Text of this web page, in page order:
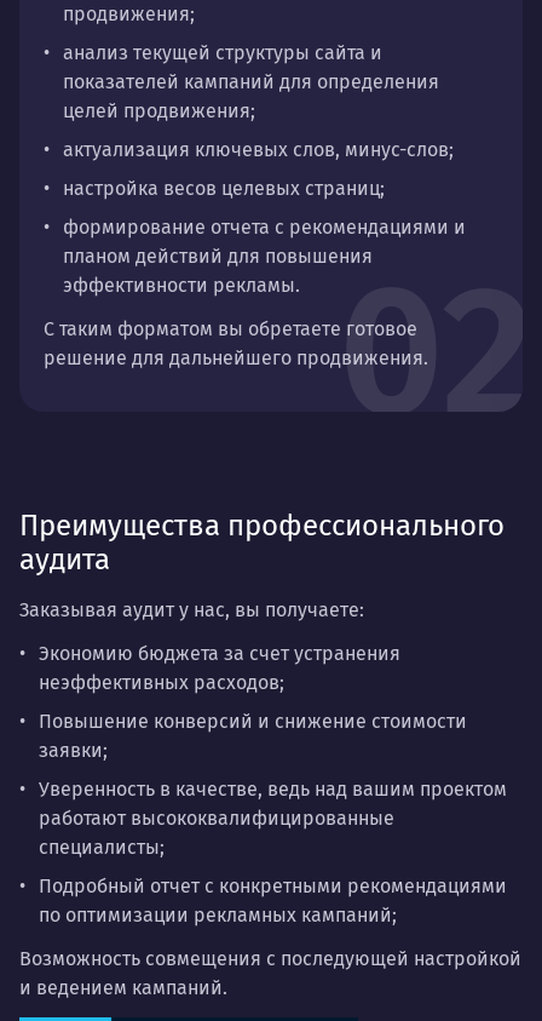
02
продвижения;
анализ текущей структуры сайта и
показателей кампаний для определения
целей продвижения;
актуализация ключевых слов, минус-слов;
настройка весов целевых страниц;
формирование отчета с рекомендациями и
планом действий для повышения
эффективности рекламы.
С таким форматом вы обретаете готовое
решение для дальнейшего продвижения.
Преимущества профессионального
аудита
Заказывая аудит у нас, вы получаете:
Экономию бюджета за счет устранения
неэффективных расходов;
Повышение конверсий и снижение стоимости
заявки;
Уверенность в качестве, ведь над вашим проектом
работают высококвалифицированные
специалисты;
Подробный отчетс конкретными рекомендациями
по оптимизации рекламных кампаний;
Возможность совмещения с последующей настройкой
и ведением кампаний.